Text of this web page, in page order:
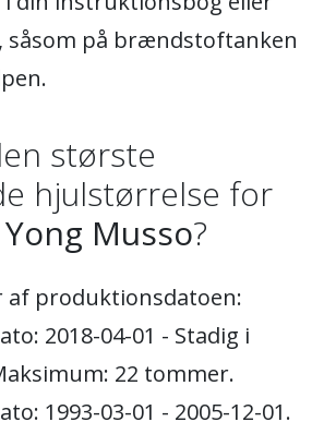
såsom på brændstoftanken
største
hjulstørrelse for
Musso?
produktionsdatoen:
2018-04-01 - Stadig i
22 tommer.
1993-03-01 - 2005-12-01.